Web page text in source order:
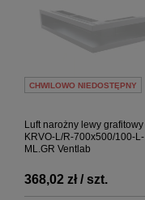
CHWILOWO NIEDOSTĘPNY
Luft narożny lewy grafitowy
KRVO-L/R-700x500/100-L-
ML.GR Ventlab
368,02 zł / szt.